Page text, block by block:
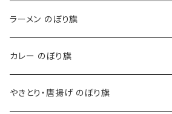
ラーメン のぼり旗
カレー のぼり旗
やきとり・唐揚げ のぼり旗